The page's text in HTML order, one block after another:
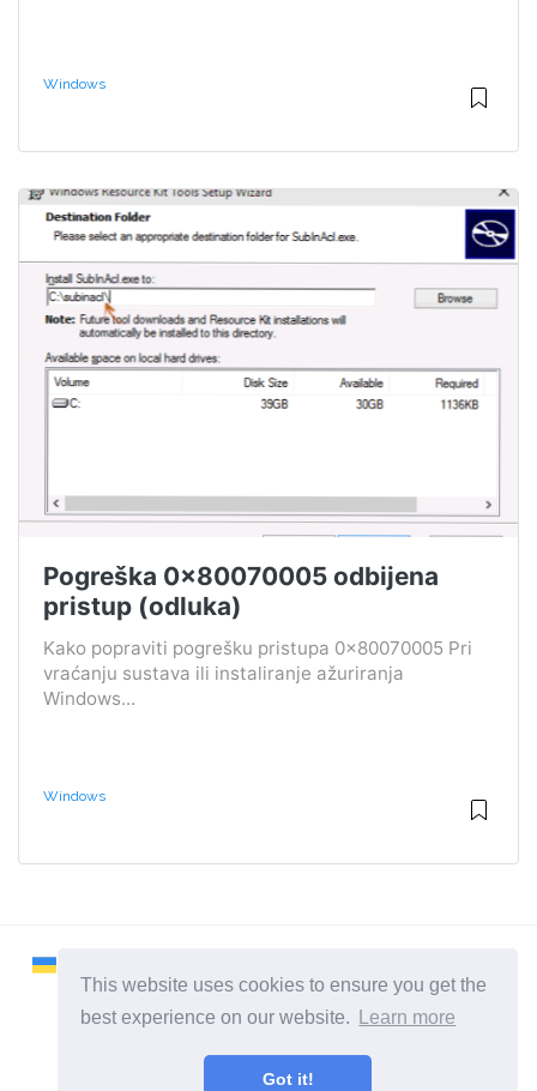
This website uses cookies to ensure you get the
best experience on our website.
Learn more
Got it!
Windows
Pogreška 0x80070005 odbijena
pristup (odluka)
Kako popraviti pogrešku pristupa 0x80070005 Pri
vraćanju sustava ili instaliranje ažuriranja
Windows...
Windows
2026 ©Remontcompa